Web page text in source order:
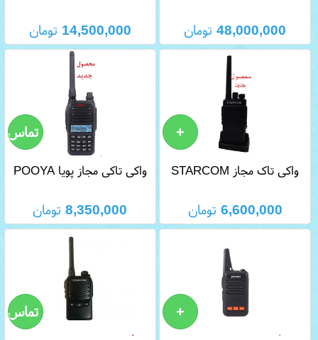
48,000,000تومان 14,500,000 تومان
واکی تاک مجاز STARCOM
6,600,000 تومان
واکی تاکی مجاز پویا POOYA
8,350,000تومان